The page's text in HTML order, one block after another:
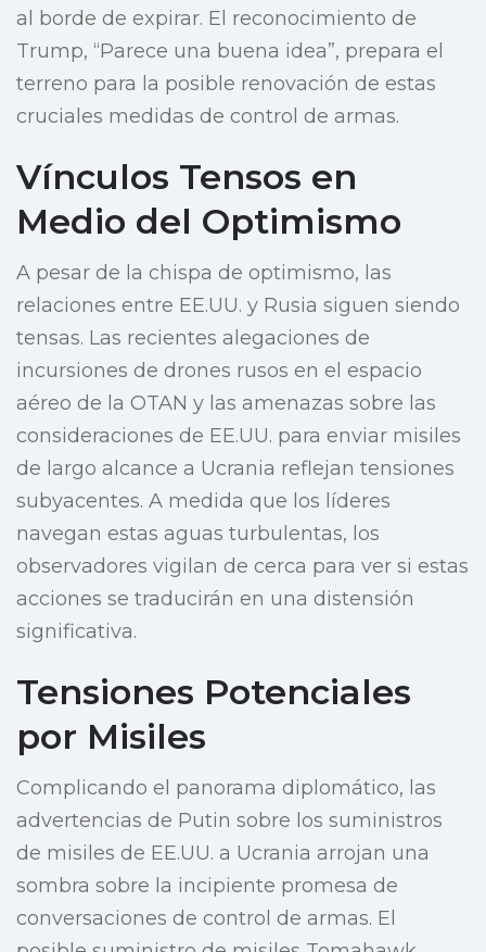
al borde de expirar. El reconocimiento de
Trump, “Parece una buena idea”, prepara el
terreno para la posible renovación de estas
cruciales medidas de control de armas.
Vínculos Tensos en
Medio del Optimismo
A pesar de la chispa de optimismo, las
relaciones entre EE.UU. y Rusia siguen siendo
tensas. Las recientes alegaciones de
incursiones de drones rusos en el espacio
aéreo de la OTAN y las amenazas sobre las
consideraciones de EE.UU. para enviar misiles
de largo alcance a Ucrania reflejan tensiones
subyacentes. A medida que los líderes
navegan estas aguas turbulentas, los
observadores vigilan de cerca para ver si estas
acciones se traducirán en una distensión
significativa.
Tensiones Potenciales
por Misiles
Complicando el panorama diplomático, las
advertencias de Putin sobre los suministros
de misiles de EE.UU. a Ucrania arrojan una
sombra sobre la incipiente promesa de
conversaciones de control de armas. El